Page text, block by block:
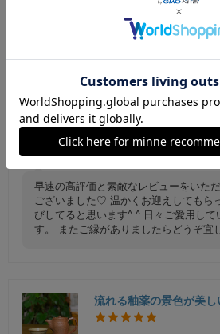
桜色のハートのお皿に
発送もとても早く写真通
ても可愛かったです！似
るか悩みましたがカラーも
解、大満足です(*^^*)あり
早速の高評価と素敵なレビューをいた
ございました♡ 温かくお迎えしてもら
びしてると思います^ ^ 日々ご愛用し
す。 またご縁がありましたらどうぞ宜
流れる釉薬の景色が美し